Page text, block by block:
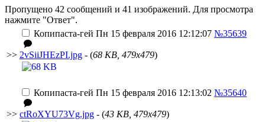
Пропущено 42 сообщений и 41 изображений. Для просмотра
нажмите "Ответ".
>>
Копипаста-гей Пн 15 февраля 2016 12:12:07 №35639
2vSiiJHEzPI.jpg - (68 KB, 479x479)
>>
Копипаста-гей Пн 15 февраля 2016 12:13:02 №35640
ctRoXYU73Vg.jpg - (43 KB, 479x479)